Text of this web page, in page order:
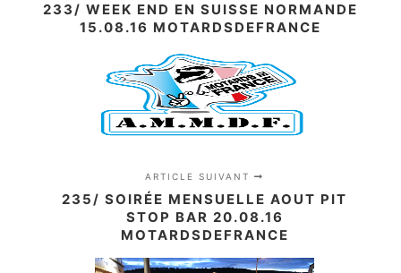
233/ WEEK END EN SUISSE NORMANDE
15.08.16 MOTARDSDEFRANCE
ARTICLE SUIVANT
235/ SOIRÉE MENSUELLE AOUT PIT
STOP BAR 20.08.16
MOTARDSDEFRANCE